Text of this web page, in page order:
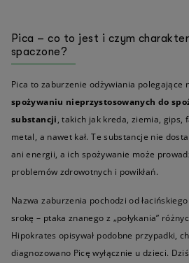
Pica – co to jest i czym
spaczone?
Pica to zaburzenie odżywiania polegające
spożywaniu nieprzystosowanych do
substancji, takich jak kreda, ziemia, gips,
metal, a nawet kał. Te substancje nie
ani energii, a ich spożywanie może
problemów zdrowotnych i powikłań.
Nazwa zaburzenia pochodzi od łacińskiego
srokę – ptaka znanego z „połykania”
Hipokrates opisywał podobne przypadki,
diagnozowano Picę wyłącznie u dzieci.